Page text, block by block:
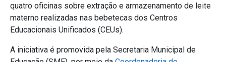
quatro oficinas sobre extração e armazenamento de leite
materno realizadas nas bebetecas dos Centros
Educacionais Unificados (CEUs).
A iniciativa é promovida pela Secretaria Municipal de